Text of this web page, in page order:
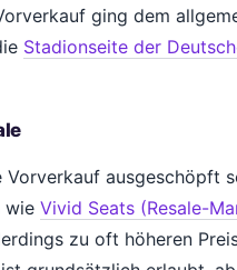
ging dem
Stadionseite der
ausgeschöpft
wie Vivid Seats (Resale-
zu oft höheren